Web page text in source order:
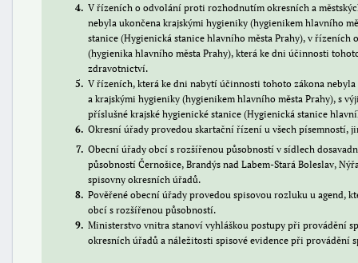
4
V řízeních o odvolání proti rozhodnutím okresních a
nebyla ukončena krajskými hygieniky (hygienikem hlavního
stanice (Hygienická stanice hlavního města Prahy), v
(hygienika hlavního města Prahy), která ke dni účinnosti
zdravotnictví.
5
V řízeních, která ke dni nabytí účinnosti tohoto zákona
a krajskými hygieniky (hygienikem hlavního města Prahy), s
příslušné krajské hygienické stanice (Hygienická stanice
6
Okresní úřady provedou skartační řízení u všech písemností,
7
Obecní úřady obcí s rozšířenou působností v sídlech
působností Černošice, Brandýs nad Labem-Stará Boleslav,
spisovny okresních úřadů.
8
Pověřené obecní úřady provedou spisovou rozluku u agend,
obcí s rozšířenou působností.
9
Ministerstvo vnitra stanoví vyhláškou postupy při provádění
okresních úřadů a náležitosti spisové evidence při provádění